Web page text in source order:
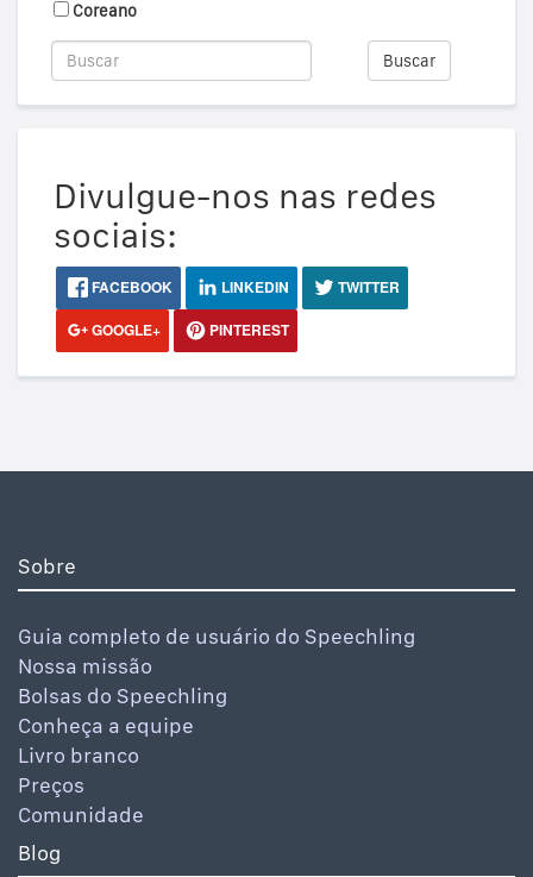
Coreano
Buscar
Divulgue-nos nas redes
sociais:
FACEBOOK LINKEDIN
TWITTER
GOOGLE+
PINTEREST
Sobre
Guia completo de usuário do Speechling
Nossa missão
Bolsas do Speechling
Conheça a equipe
Livro branco
Preços
Comunidade
Blog